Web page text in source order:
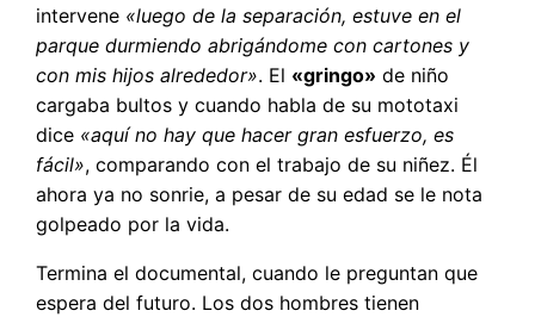
intervene «luego de la separación, estuve en el
parque durmiendo abrigándome con cartones y
con mis hijos alrededor». El «gringo» de niño
cargaba bultos y cuando habla de su mototaxi
dice «aquí no hay que hacer gran esfuerzo, es
fácil», comparando con el trabajo de su niñez. Él
ahora ya no sonrie, a pesar de su edad se le nota
golpeado por la vida.
Termina el documental, cuando le preguntan que
espera del futuro. Los dos hombres tienen